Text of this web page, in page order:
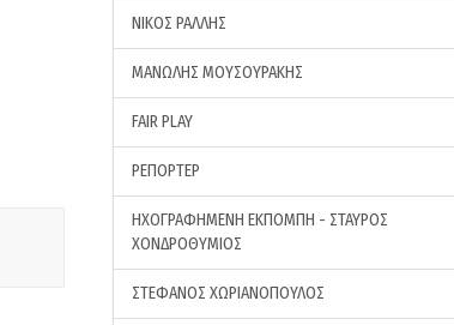
ΝΙΚΟΣ ΡΑΛΛΗΣ
ΜΑΝΩΛΗΣ ΜΟΥΣΟΥΡΑΚΗΣ
FAIR PLAY
ΡΕΠΟΡΤΕΡ
ΗΧΟΓΡΑΦΗΜΕΝΗ ΕΚΠΟΜΠΗ - ΣΤΑΥΡΟΣ
ΧΟΝΔΡΟΘΥΜΙΟΣ
ΣΤΕΦΑΝΟΣ ΧΩΡΙΑΝΟΠΟΥΛΟΣ